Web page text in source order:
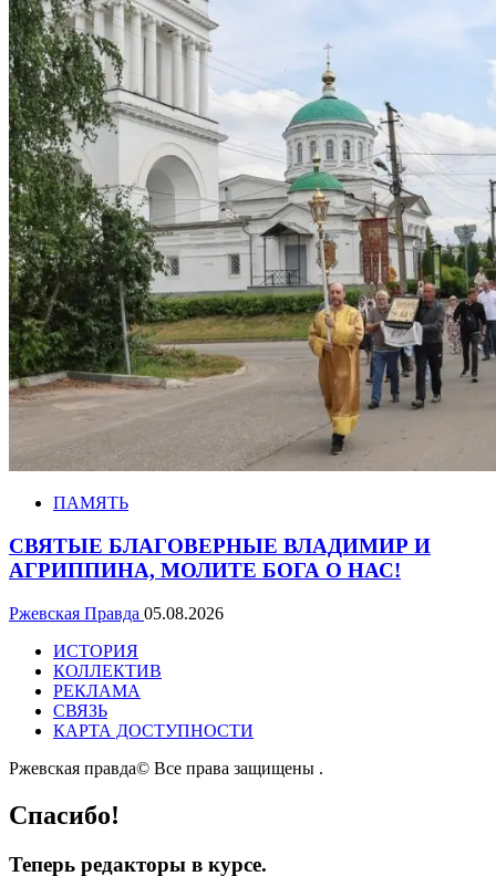
ПАМЯТЬ
СВЯТЫЕ БЛАГОВЕРНЫЕ ВЛАДИМИР И
АГРИППИНА, МОЛИТЕ БОГА О НАС!
Ржевская Правда 05.08.2026
ИСТОРИЯ
КОЛЛЕКТИВ
РЕКЛАМА
СВЯЗЬ
КАРТА ДОСТУПНОСТИ
Ржевская правда© Все права защищены .
Спасибо!
Теперь редакторы в курсе.